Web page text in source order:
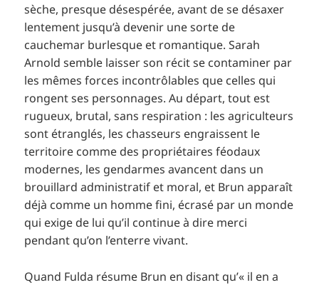
sèche, presque désespérée, avant de se désaxer
lentement jusqu’à devenir une sorte de
cauchemar burlesque et romantique. Sarah
Arnold semble laisser son récit se contaminer par
les mêmes forces incontrôlables que celles qui
rongent ses personnages. Au départ, tout est
rugueux, brutal, sans respiration : les agriculteurs
sont étranglés, les chasseurs engraissent le
territoire comme des propriétaires féodaux
modernes, les gendarmes avancent dans un
brouillard administratif et moral, et Brun apparaît
déjà comme un homme fini, écrasé par un monde
qui exige de lui qu’il continue à dire merci
pendant qu’on l’enterre vivant.
Quand Fulda résume Brun en disant qu’« il en a